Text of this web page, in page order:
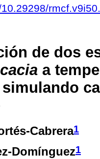
de dos
a
simulando
Cabrera1
Domínguez1